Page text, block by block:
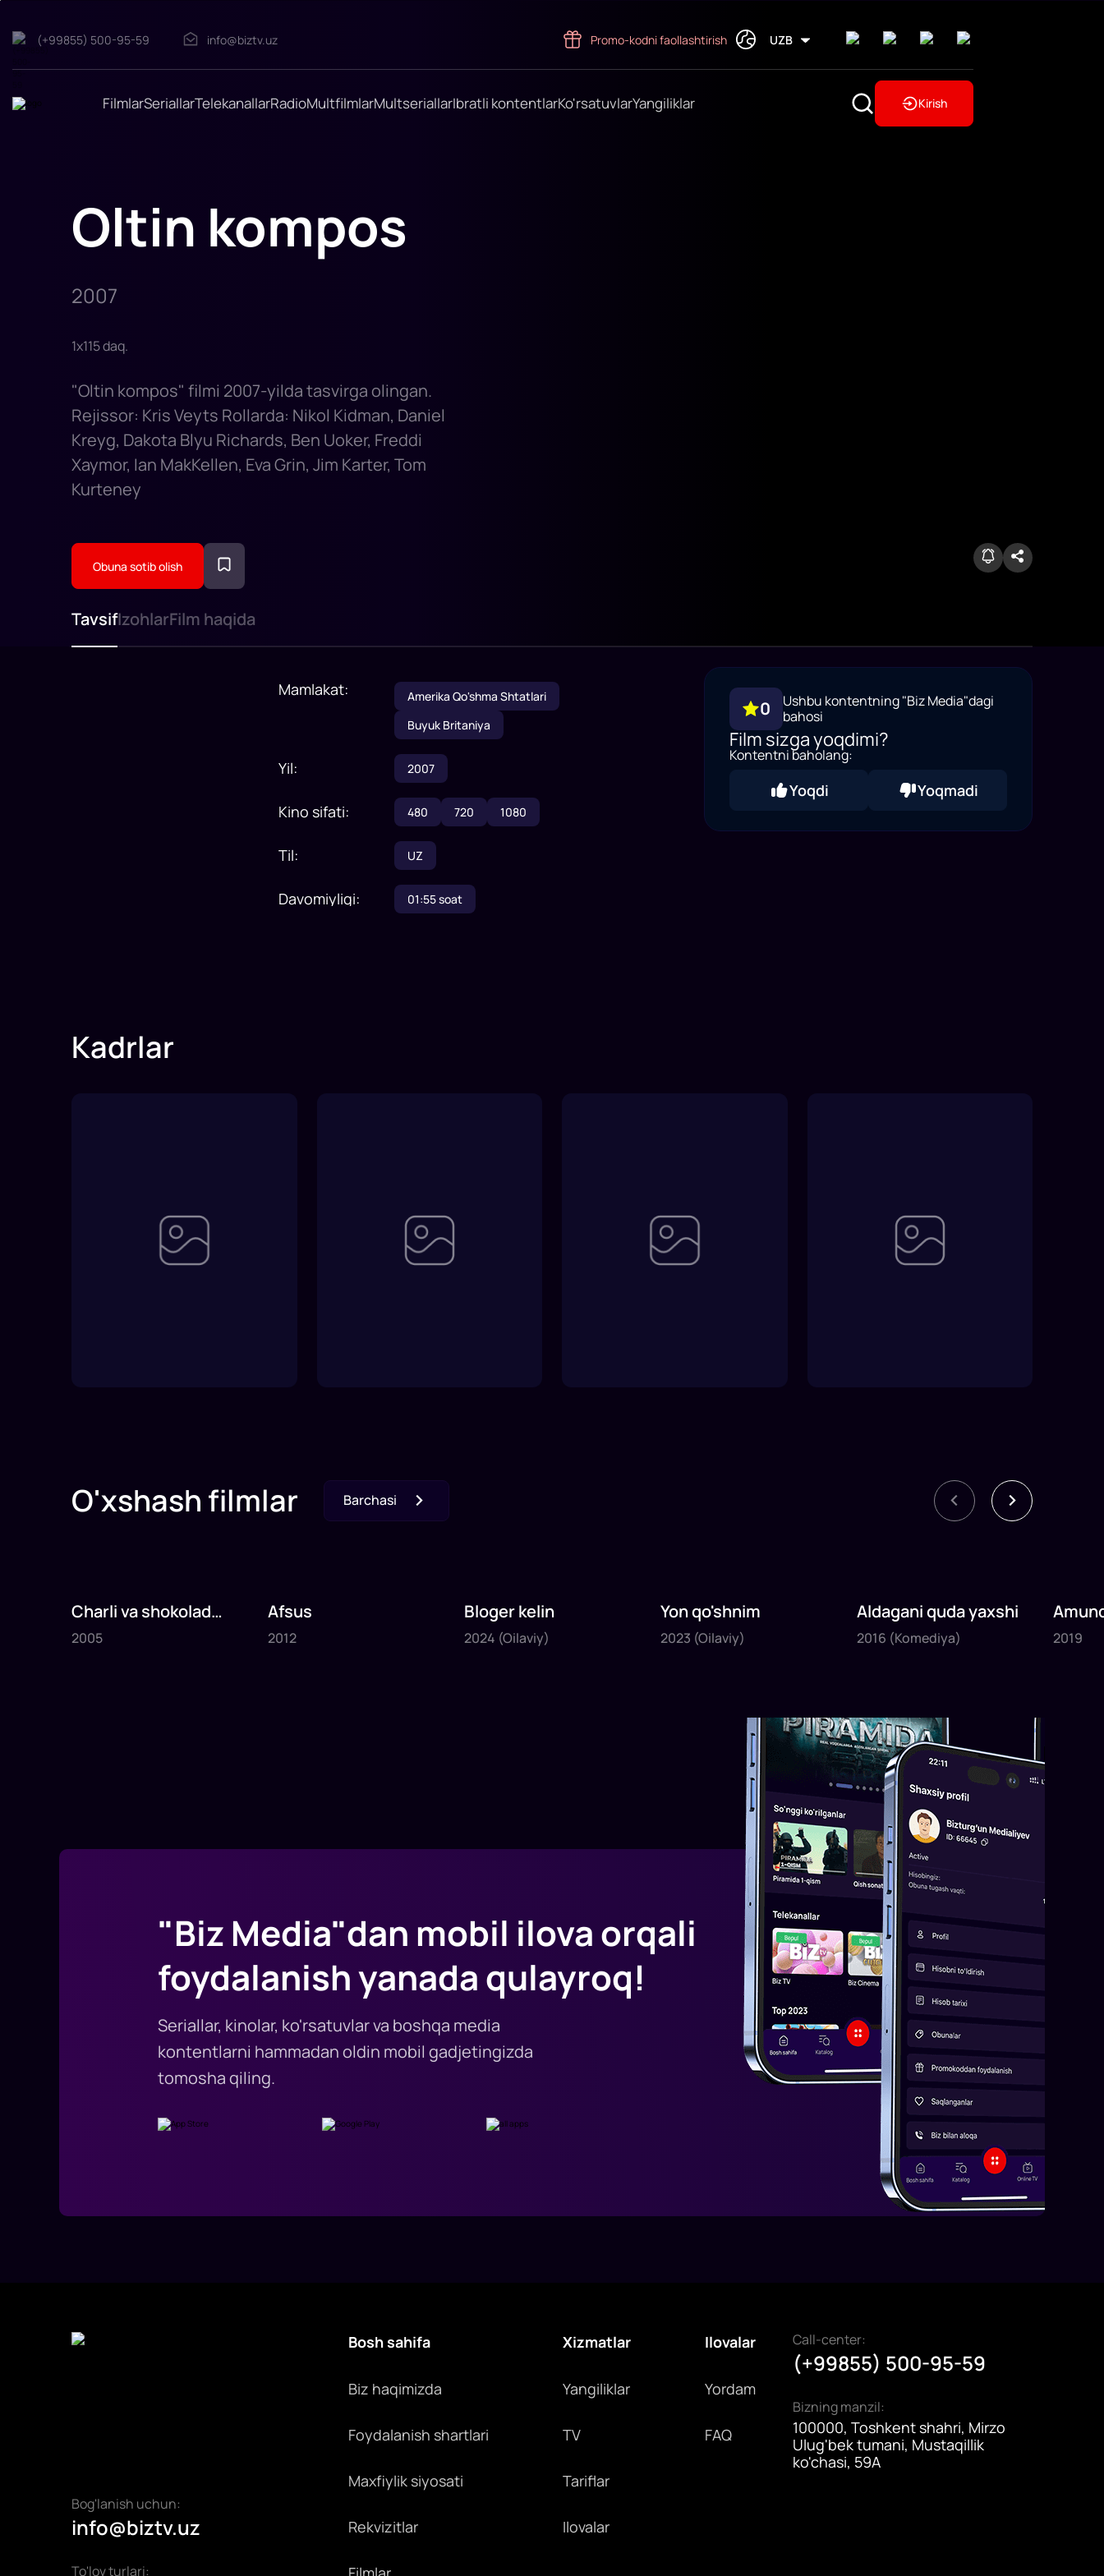
Oltin
filmi
2007-
(+99855) 500-95-59 info@biztv.uz Promo-kodni faollashtirish UZB
FilmlarSeriallarTelekanallarRadioMultfilmlarMultseriallarIbratli kontentlarKo'rsatuvlarYangiliklar Kirish
Oltin kompos
2007
1x115daq.
"Oltin kompos" filmi 2007-yilda tasvirga olingan.
Rejissor: Kris Veyts Rollarda: Nikol Kidman, Daniel
Kreyg, Dakota Blyu Richards, Ben Uoker, Freddi
Xaymor, Ian MakKellen, Eva Grin, Jim Karter, Tom
Kurteney
Obuna sotib olish
TavsifIzohlarFilm haqida
Mamlakat:
Amerika Qo'shma Shtatlari
Buyuk Britaniya
Yil: 2007
Kino sifati: 480 720 1080
Til: UZ
Davomiyligi: 01:55soat
0
Ushbu kontentning "Biz Media"dagi
bahosi
Film sizga yoqdimi?
Kontentni baholang:
Yoqdi Yoqmadi
Kadrlar
O'xshash filmlar Barchasi
2005
1x75
Charli va shokolad
fabrikasi
2005
2012
1x80
Afsus
2012
2024
1x35daq.
Bloger kelin
2024 (Oilaviy)
2023
1x40daq.
Yon qo'shnim
2023 (Oilaviy)
2016
1x82daq.
Aldagani quda yaxshi
2016 (Komediya)
2019
1x120
2019
"Biz Media"dan mobil ilova orqali
foydalanish yanada qulayroq!
Seriallar, kinolar, ko'rsatuvlar va boshqa media
kontentlarni hammadan oldin mobil gadjetingizda
tomosha qiling.
Bog'lanish uchun:
info@biztv.uz
To'lov turlari:
Bosh sahifa
Biz haqimizda
Foydalanish shartlari
Maxfiylik siyosati
Rekvizitlar
Xizmatlar
Yangiliklar
TV
Tariflar
Ilovalar
Ilovalar
Yordam
FAQ
Call-center:
(+99855) 500-95-59
Bizning manzil:
100000, Toshkent shahri, Mirzo
Ulug'bek tumani, Mustaqillik
ko'chasi, 59A